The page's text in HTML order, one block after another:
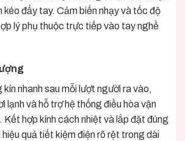
kéo đẩy tay. Cảm biến nhạy và tốc độ
lý phụ thuộc trực tiếp vào tay nghề
nhanh sau mỗi lượt người ra vào,
lạnh và hỗ trợ hệ thống điều hòa vận
Kết hợp kính cách nhiệt và lắp đặt đúng
hiệu quả tiết kiệm điện rõ rệt trong dài